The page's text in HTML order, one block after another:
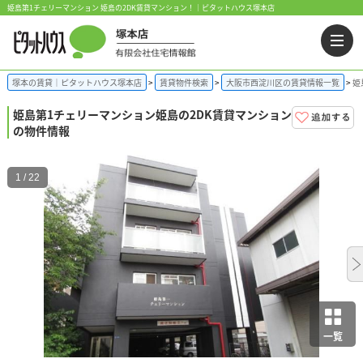
姫島第1チェリーマンション 姫島の2DK賃貸マンション！｜ピタットハウス塚本店
塚本の賃貸｜ピタットハウス塚本店 賃貸物件検索 大阪市西淀川区の賃貸情報一覧 姫
姫島第1チェリーマンション姫島の2DK賃貸マンション
の物件情報
一覧
1 / 22